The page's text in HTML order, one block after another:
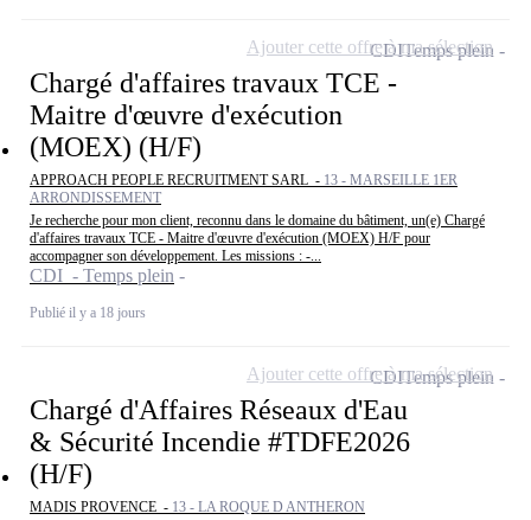
Chargé d'affaires travaux TCE -
Maitre d'œuvre d'exécution
(MOEX) (H/F)
APPROACH PEOPLE RECRUITMENT SARL - 13 - MARSEILLE 1ER
ARRONDISSEMENT
Je recherche pour mon client, reconnu dans le domaine du bâtiment, un(e) Chargé
d'affaires travaux TCE - Maitre d'œuvre d'exécution (MOEX) H/F pour
accompagner son développement. Les missions : -...
CDI - Temps plein
Publié il y a 18 jours
CDITemps plein
Ajouter cette offre à ma sélection
Chargé d'Affaires Réseaux d'Eau
& Sécurité Incendie #TDFE2026
(H/F)
MADIS PROVENCE - 13 - LA ROQUE D ANTHERON
CDITemps plein
Ajouter cette offre à ma sélection